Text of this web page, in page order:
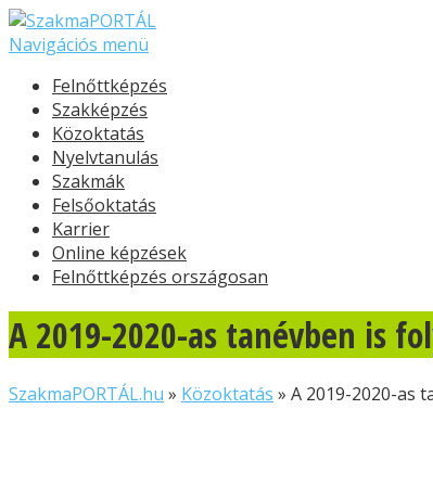
Navigációs menü
Felnőttképzés
Szakképzés
Közoktatás
Nyelvtanulás
Szakmák
Felsőoktatás
Karrier
Online képzések
Felnőttképzés országosan
A 2019-2020-as tanévben is
SzakmaPORTÁL.hu » Közoktatás » A 2019-2020-as